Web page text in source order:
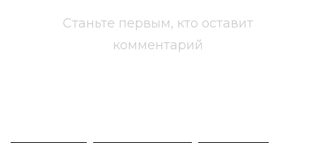
Станьте первым, кто оставит
комментарий